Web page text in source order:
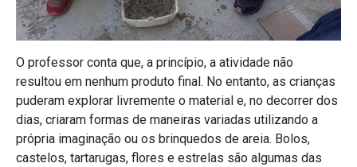
O professor conta que, a princípio, a atividade não
resultou em nenhum produto final. No entanto, as crianças
puderam explorar livremente o material e, no decorrer dos
dias, criaram formas de maneiras variadas utilizando a
própria imaginação ou os brinquedos de areia. Bolos,
castelos, tartarugas, flores e estrelas são algumas das